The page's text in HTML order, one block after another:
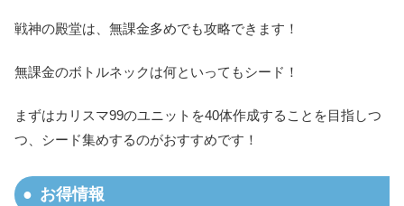
戦神の殿堂は、無課金多めでも攻略できます！
無課金のボトルネックは何といってもシード！
まずはカリスマ99のユニットを40体作成することを目指しつ
つ、シード集めするのがおすすめです！
お得情報